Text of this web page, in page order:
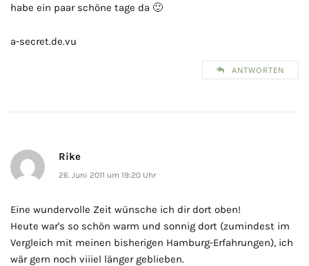
habe ein paar schöne tage da 🙂
a-secret.de.vu
ANTWORTEN
Rike
26. Juni 2011 um 19:20 Uhr
Eine wundervolle Zeit wünsche ich dir dort oben!
Heute war's so schön warm und sonnig dort (zumindest im
Vergleich mit meinen bisherigen Hamburg-Erfahrungen), ich
wär gern noch viiiel länger geblieben.